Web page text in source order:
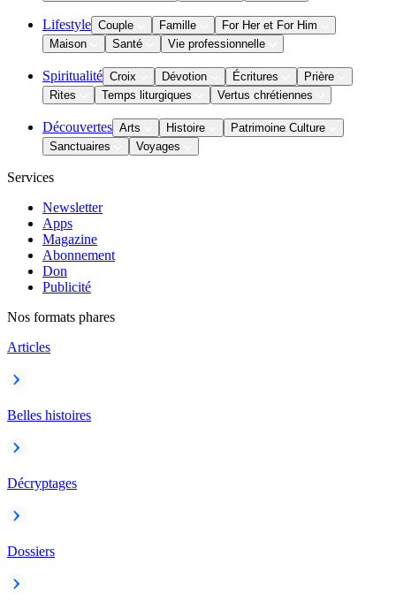
Lifestyle Couple Famille
For Her et For Him
Maison
Santé Vie professionnelle
Spiritualité Croix Dévotion Écritures
Prière
Rites
Temps liturgiques Vertus chrétiennes
Découvertes Arts Histoire
Patrimoine Culture
Sanctuaires
Voyages
Services
Newsletter
Apps
Magazine
Abonnement
Don
Publicité
Nos formats phares
Articles
Belles histoires
Décryptages
Dossiers